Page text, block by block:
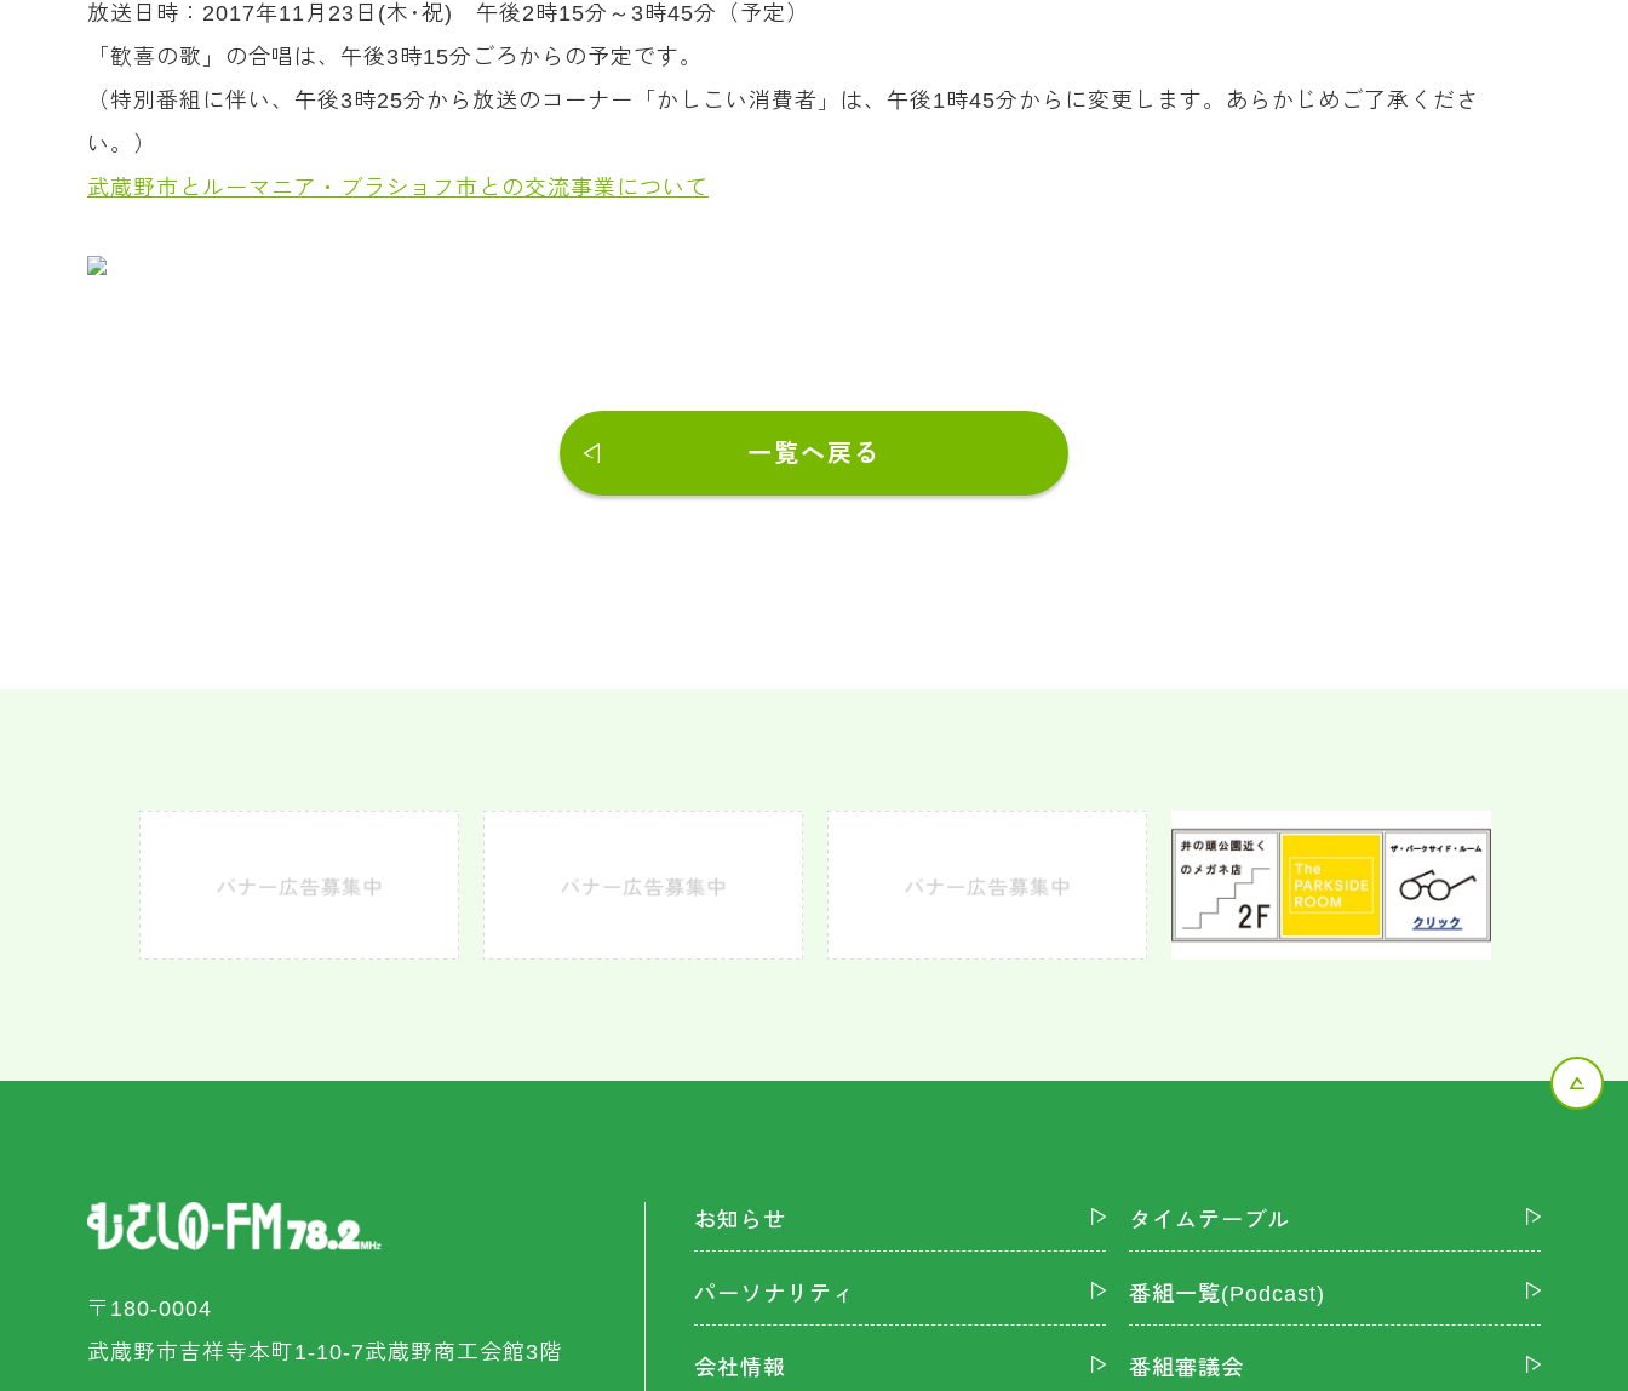
放送日時：2017年11月23日(木･祝) 午後2時15分～3時45分（予定）
「歓喜の歌」の合唱は、午後3時15分ごろからの予定です。
（特別番組に伴い、午後3時25分から放送のコーナー「かしこい消費者」は、午後1時45分からに変更します。あらかじめご了承くださ
い。）
武蔵野市とルーマニア・ブラショフ市との交流事業について
一覧へ戻る
〒180-0004
武蔵野市吉祥寺本町1-10-7武蔵野商工会館3階
お知らせ タイムテーブル
パーソナリティ 番組一覧(Podcast)
会社情報 番組審議会